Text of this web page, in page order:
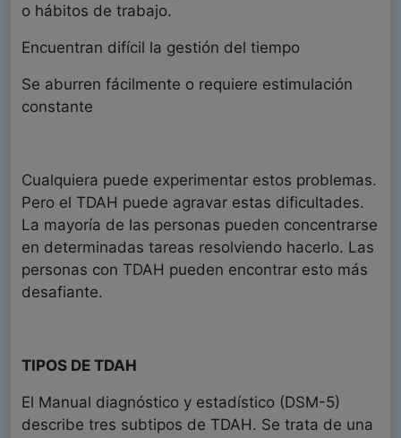
o hábitos de trabajo.
Encuentran difícil la gestión del tiempo
Se aburren fácilmente o requiere estimulación
constante
Cualquiera puede experimentar estos problemas.
Pero el TDAH puede agravar estas dificultades.
La mayoría de las personas pueden concentrarse
en determinadas tareas resolviendo hacerlo. Las
personas con TDAH pueden encontrar esto más
desafiante.
TIPOS DE TDAH
El Manual diagnóstico y estadístico (DSM-5)
describe tres subtipos de TDAH. Se trata de una